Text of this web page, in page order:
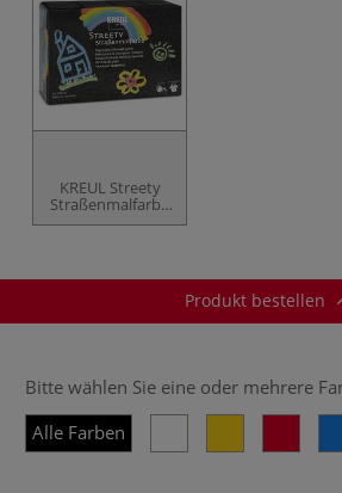
KREUL Streety
Straßenmalfarbe
6er-Set
Produkt bestellen
Bitte wählen Sie eine oder mehrere
Alle Farben